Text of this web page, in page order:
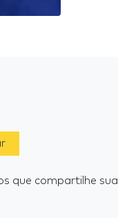
que compartilhe sua